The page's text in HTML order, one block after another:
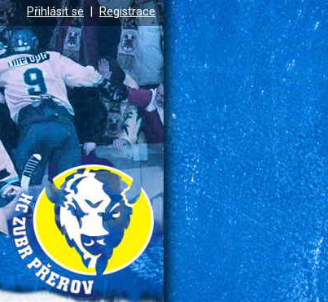
Přihlásit se Registrace